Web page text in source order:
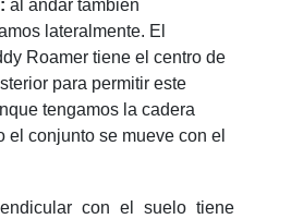
al andar también
lateralmente. El
Roamer tiene el centro de
para permitir este
tengamos la cadera
el conjunto se mueve con el
con el suelo tiene